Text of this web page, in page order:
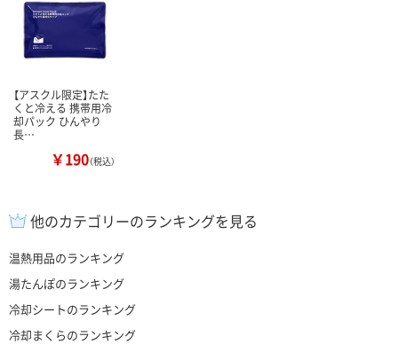
【アスクル限定】たた
くと冷える 携帯用冷
却パック ひんやり
長…
￥190（税込）
他のカテゴリーのランキングを見る
温熱用品のランキング
湯たんぽのランキング
冷却シートのランキング
冷却まくらのランキング